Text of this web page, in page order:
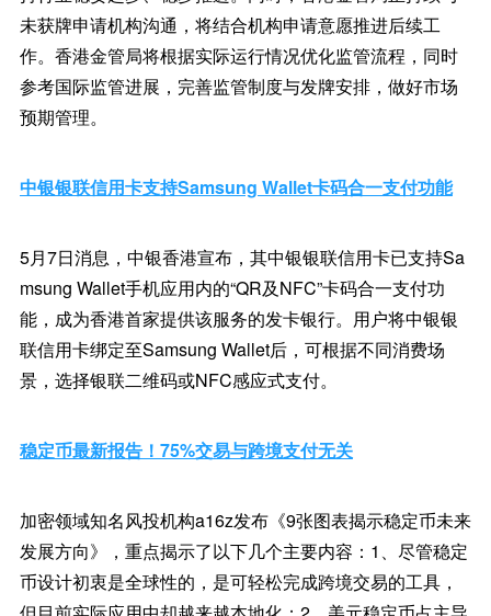
未获牌申请机构沟通，将结合机构申请意愿推进后续工
作。香港金管局将根据实际运行情况优化监管流程，同时
参考国际监管进展，完善监管制度与发牌安排，做好市场
预期管理。
中银银联信用卡支持Samsung Wallet卡码合一支付功能
5月7日消息，中银香港宣布，其中银银联信用卡已支持Sa
msung Wallet手机应用内的“QR及NFC”卡码合一支付功
能，成为香港首家提供该服务的发卡银行。用户将中银银
联信用卡绑定至Samsung Wallet后，可根据不同消费场
景，选择银联二维码或NFC感应式支付。
稳定币最新报告！75%交易与跨境支付无关
加密领域知名风投机构a16z发布《9张图表揭示稳定币未来
发展方向》，重点揭示了以下几个主要内容：1、尽管稳定
币设计初衷是全球性的，是可轻松完成跨境交易的工具，